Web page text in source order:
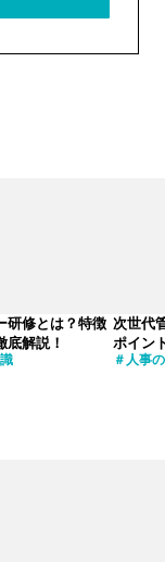
研修とは？特徴
底解説！
次世代
ポイン
人事